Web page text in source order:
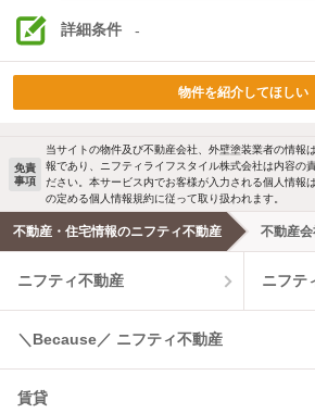
詳細条件 -
物件を紹介してほしい
免責
事項
当サイトの物件及び不動産会社、外壁塗装業者の情報
報であり、ニフティライフスタイル株式会社は内容の
ださい。本サービス内でお客様が入力される個人情報
の定める個人情報規約に従って取り扱われます。
不動産・住宅情報のニフティ不動産 不動産
ニフティ不動産 ニフテ
＼Because／ ニフティ不動産
賃貸